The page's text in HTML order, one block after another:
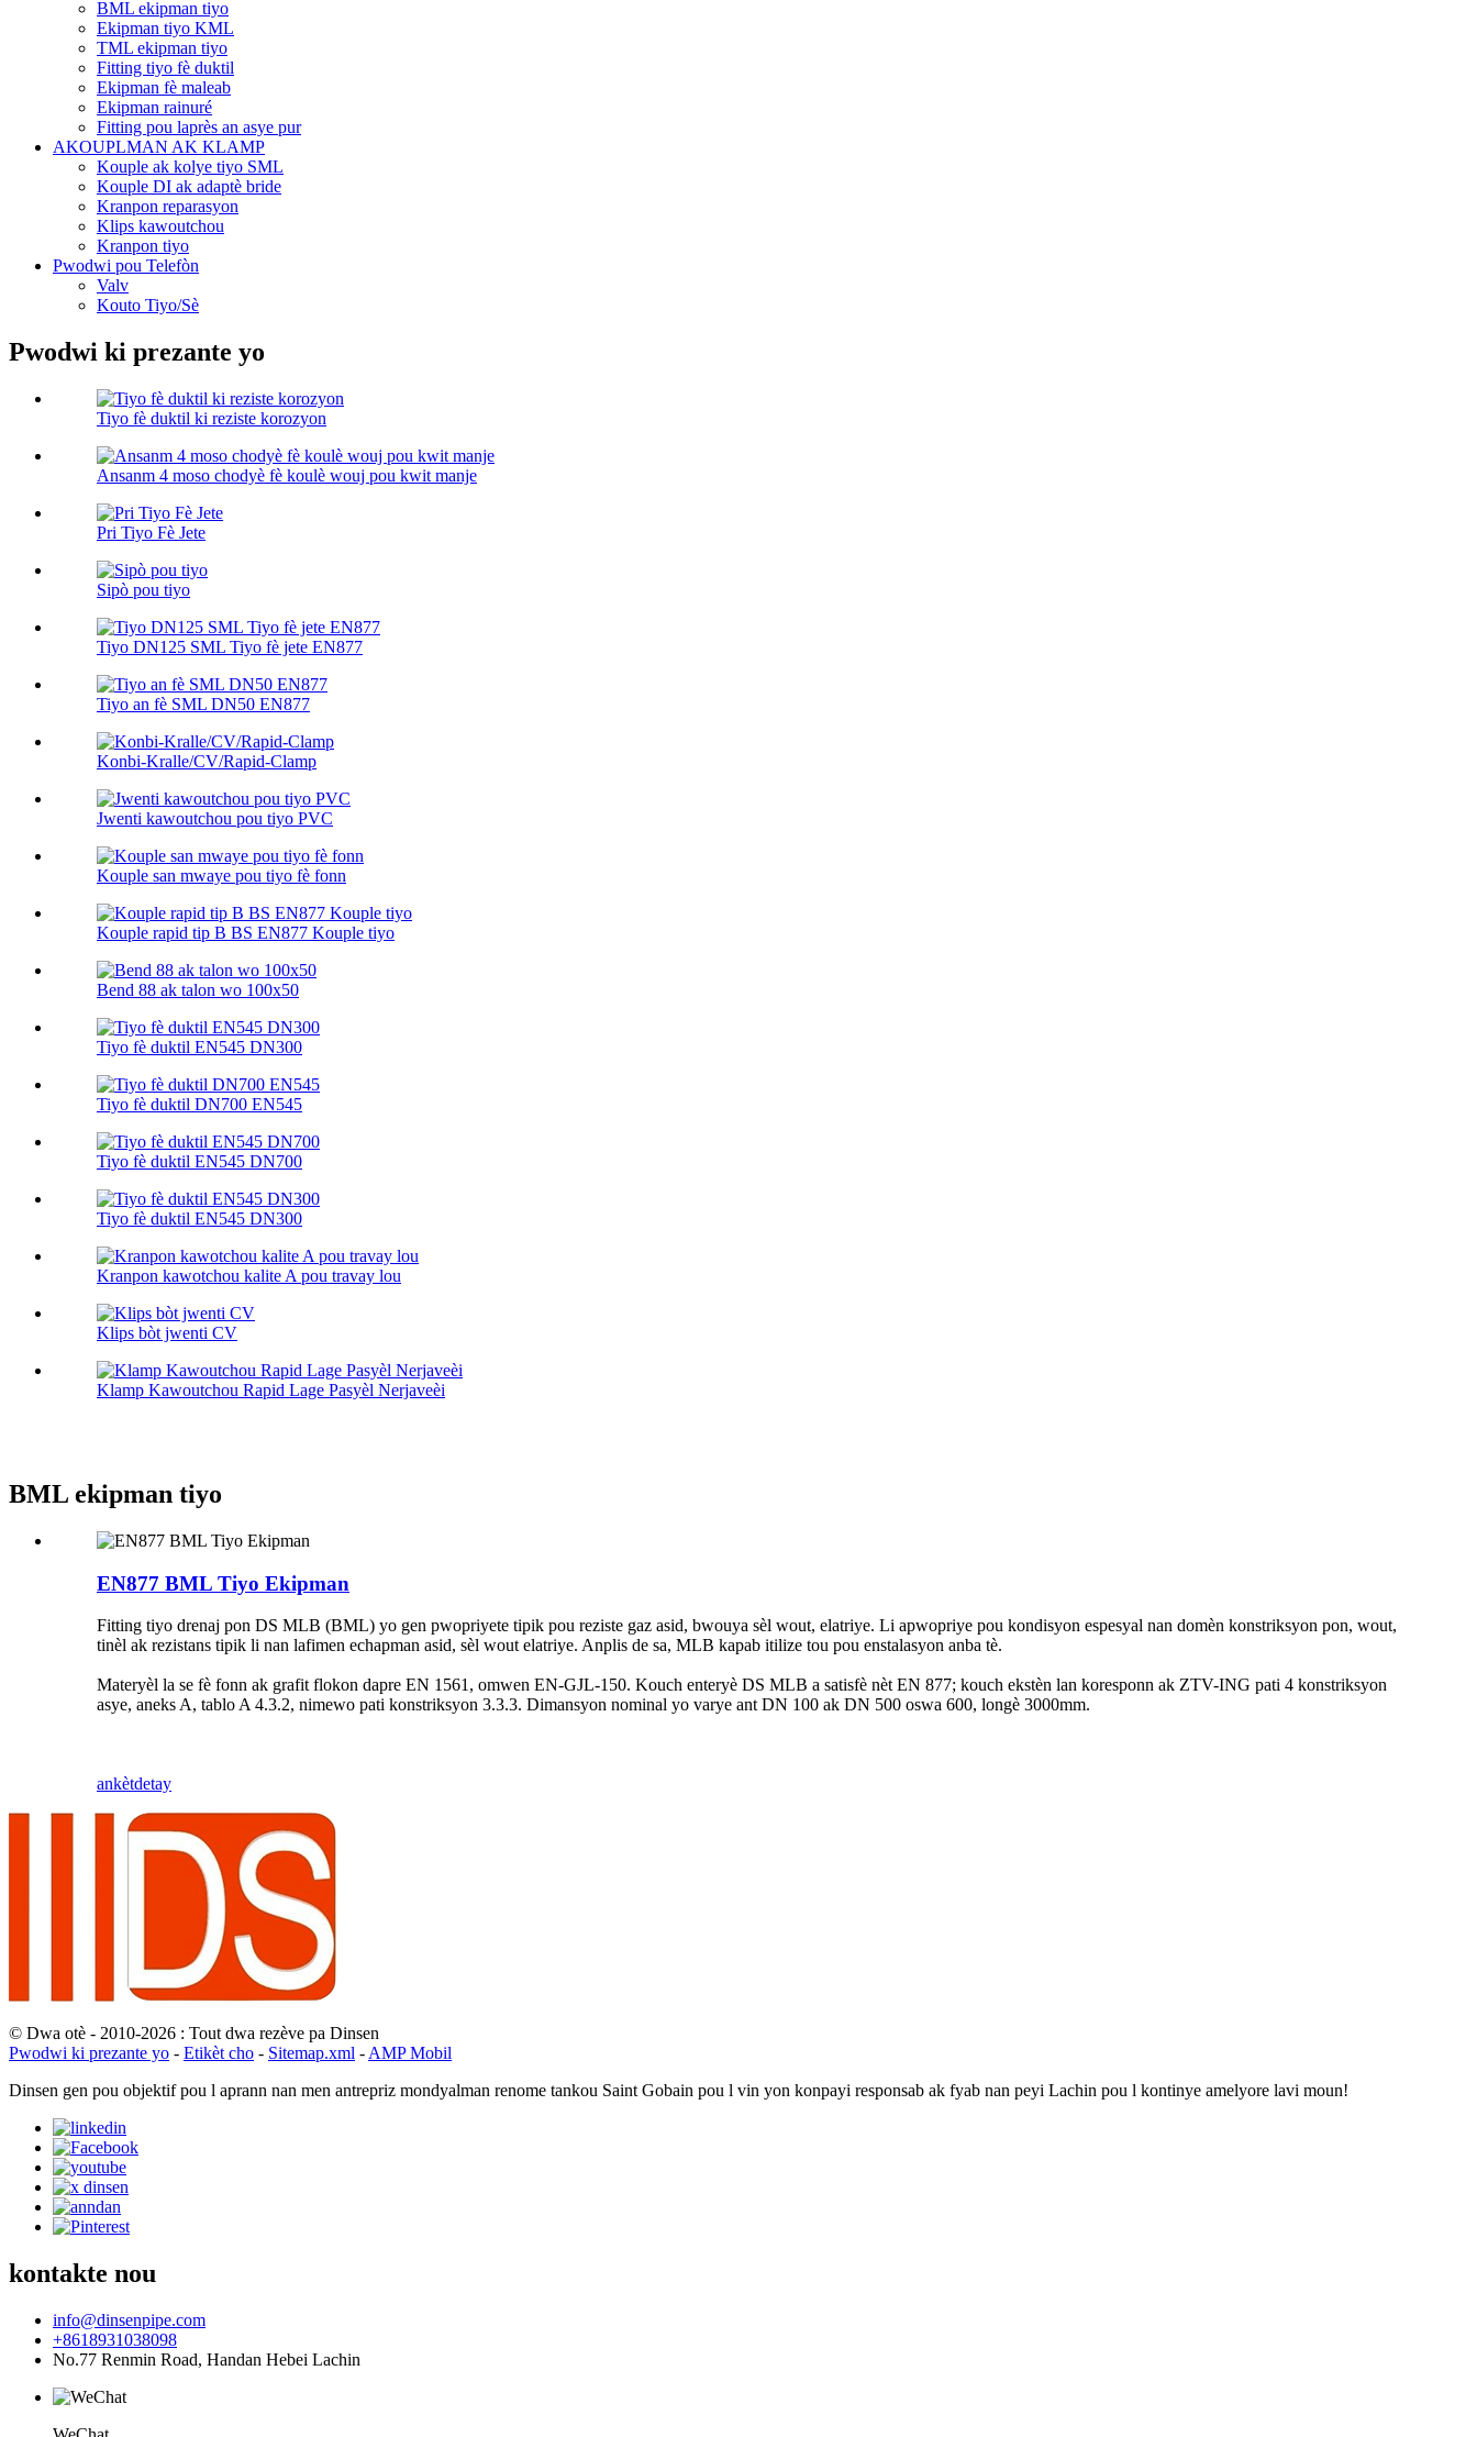
BML ekipman tiyo
Ekipman tiyo KML
TML ekipman tiyo
Fitting tiyo fè duktil
Ekipman fè maleab
Ekipman rainuré
Fitting pou laprès an asye pur
AKOUPLMAN AK KLAMP
Kouple ak kolye tiyo SML
Kouple DI ak adaptè bride
Kranpon reparasyon
Klips kawoutchou
Kranpon tiyo
Pwodwi pou Telefòn
Valv
Kouto Tiyo/Sè
Pwodwi ki prezante yo
Tiyo fè duktil ki reziste korozyon
Ansanm 4 moso chodyè fè koulè wouj pou kwit manje
Pri Tiyo Fè Jete
Sipò pou tiyo
Tiyo DN125 SML Tiyo fè jete EN877
Tiyo an fè SML DN50 EN877
Konbi-Kralle/CV/Rapid-Clamp
Jwenti kawoutchou pou tiyo PVC
Kouple san mwaye pou tiyo fè fonn
Kouple rapid tip B BS EN877 Kouple tiyo
Bend 88 ak talon wo 100х50
Tiyo fè duktil EN545 DN300
Tiyo fè duktil DN700 EN545
Tiyo fè duktil EN545 DN700
Tiyo fè duktil EN545 DN300
Kranpon kawotchou kalite A pou travay lou
Klips bòt jwenti CV
Klamp Kawoutchou Rapid Lage Pasyèl Nerjaveèi
BML ekipman tiyo
EN877 BML Tiyo Ekipman
Fitting tiyo drenaj pon DS MLB (BML) yo gen pwopriyete tipik pou reziste gaz asid, bwouya sèl wout, elatriye. Li apwopriye pou kondisyon espesyal nan domèn konstriksyon pon, wout,
tinèl ak rezistans tipik li nan lafimen echapman asid, sèl wout elatriye. Anplis de sa, MLB kapab itilize tou pou enstalasyon anba tè.
Materyèl la se fè fonn ak grafit flokon dapre EN 1561, omwen EN-GJL-150. Kouch enteryè DS MLB a satisfè nèt EN 877; kouch ekstèn lan koresponn ak ZTV-ING pati 4 konstriksyon
asye, aneks A, tablo A 4.3.2, nimewo pati konstriksyon 3.3.3. Dimansyon nominal yo varye ant DN 100 ak DN 500 oswa 600, longè 3000mm.
ankètdetay
© Dwa otè - 2010-2026 : Tout dwa rezève pa Dinsen
Pwodwi ki prezante yo - Etikèt cho - Sitemap.xml -AMP Mobil
Dinsen gen pou objektif pou l aprann nan men antrepriz mondyalman renome tankou Saint Gobain pou l vin yon konpayi responsab ak fyab nan peyi Lachin pou l kontinye amelyore lavi moun!
kontakte nou
info@dinsenpipe.com
+8618931038098
No.77 Renmin Road, Handan Hebei Lachin